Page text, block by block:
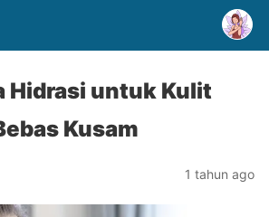
Hidrasi untuk Kulit
Kusam
1 tahun ago